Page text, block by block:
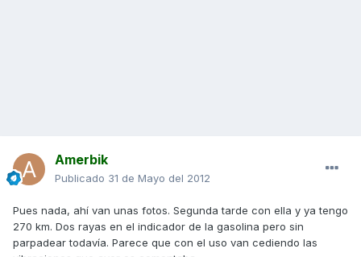
Amerbik
Publicado 31 de Mayo del 2012
Pues nada, ahí van unas fotos. Segunda tarde con ella y ya tengo
270 km. Dos rayas en el indicador de la gasolina pero sin
parpadear todavía. Parece que con el uso van cediendo las